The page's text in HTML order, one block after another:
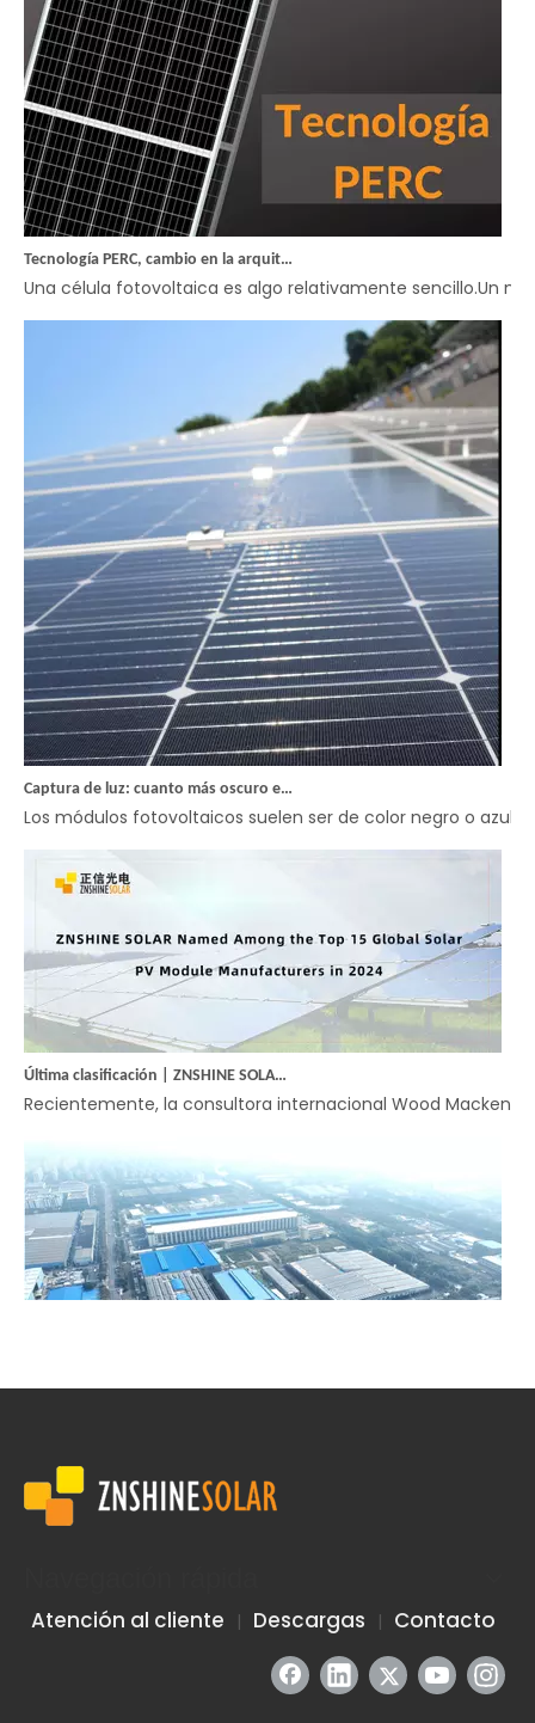
Una célula fotovoltaica es algo relativamente sencillo.Un
Los módulos fotovoltaicos suelen ser de color negro o
Recientemente, la consultora internacional Wood
Atención al cliente | Descargas | Contacto